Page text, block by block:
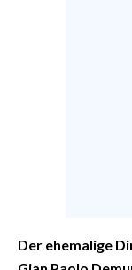
Der ehemalige